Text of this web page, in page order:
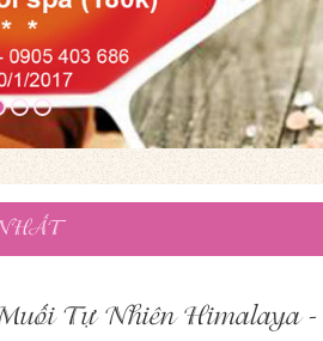
2 3
Tự Nhiên Himalaya -